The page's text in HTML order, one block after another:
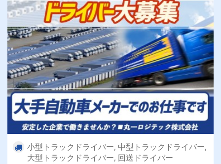
小型トラックドライバー, 中型トラックドライバー,
大型トラックドライバー, 回送ドライバー